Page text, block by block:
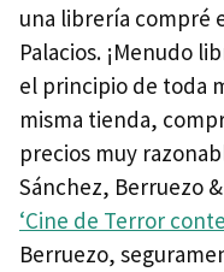
una librería compré
Palacios. ¡Menudo
el principio de toda
misma tienda,
precios muy
Sánchez, Berruezo
‘Cine de Terror
Berruezo,